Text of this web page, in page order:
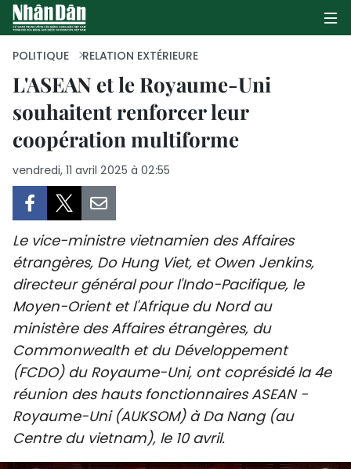
PAGE D'ACCUEIL
POLITIQUE
CULTURE
TOURISME
ENVIRONNEMENT
SPORT
FRANCOPHONIE
PAYS NATAL
POLITIQUE RELATION EXTÉRIEURE
L'ASEAN et le Royaume-Uni
souhaitent renforcer leur
coopération multiforme
vendredi, 11 avril 2025 à 02:55
Le vice-ministre vietnamien des Affaires
étrangères, Do Hung Viet, et Owen Jenkins,
directeur général pour l'Indo-Pacifique, le
Moyen-Orient et l'Afrique du Nord au
ministère des Affaires étrangères, du
Commonwealth et du Développement
(FCDO) du Royaume-Uni, ont coprésidé la 4e
réunion des hauts fonctionnaires ASEAN -
Royaume-Uni (AUKSOM) à Da Nang (au
Centre du vietnam), le 10 avril.